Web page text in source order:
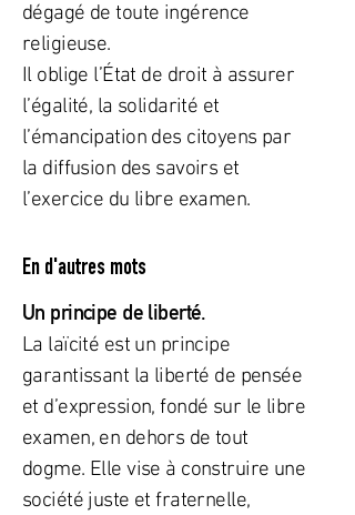
dégagé de toute ingérence
religieuse.
Il oblige l’État de droit à assurer
l’égalité, la solidarité et
l’émancipation des citoyens par
la diffusion des savoirs et
l’exercice du libre examen.
En d'autres mots
Un principe de liberté.
La laïcité est un principe
garantissant la liberté de pensée
et d’expression, fondé sur le libre
examen, en dehors de tout
dogme. Elle vise à construire une
société juste et fraternelle,